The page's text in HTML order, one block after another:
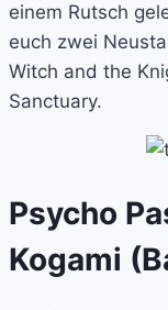
einem Rutsch
euch zwei
Witch and the
Sanctuary.
Psycho
Kogami